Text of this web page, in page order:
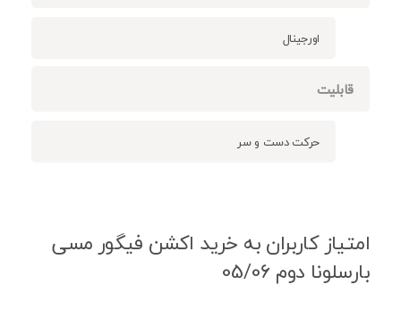
اورجینال
قابلیت
حرکت دست و سر
امتیاز کاربران به خرید اکشن فیگور مسی
بارسلونا دوم 05/06